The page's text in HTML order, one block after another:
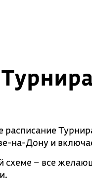
расписание
на-Дону и
схеме – все